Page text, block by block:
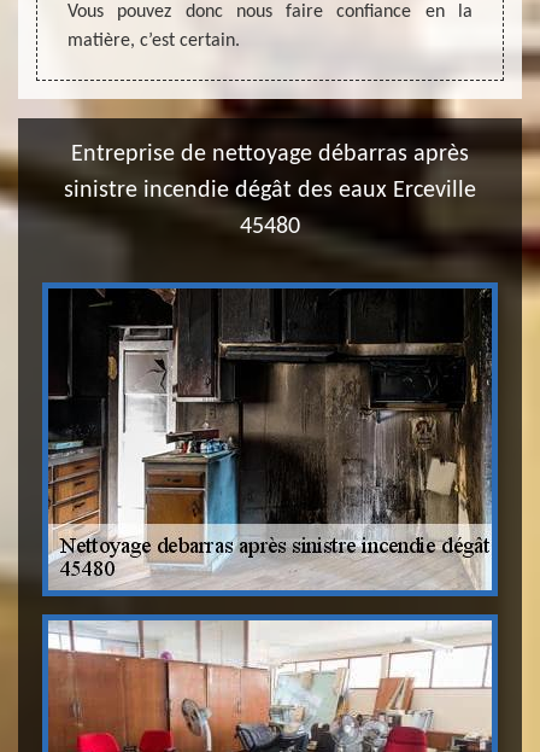
nos
Vous pouvez donc nous faire confiance en la
matière, c’est certain.
est
Entreprise de nettoyage débarras après
sinistre incendie dégât des eaux Erceville
45480